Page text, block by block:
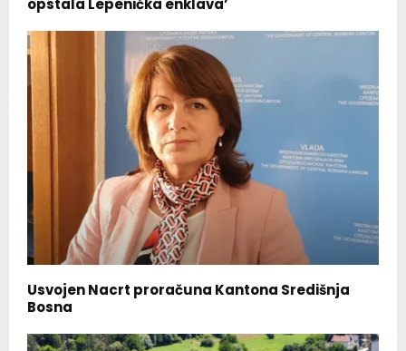
opstala Lepenička enklava’
Usvojen Nacrt proračuna Kantona Središnja
Bosna